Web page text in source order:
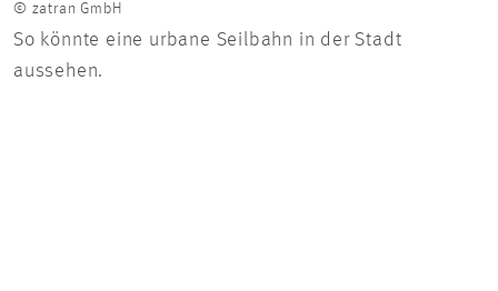
© zatran GmbH
So könnte eine urbane Seilbahn in der Stadt
aussehen.